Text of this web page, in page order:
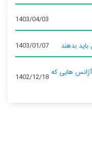
1403/04/03
بدهند 1403/01/07
آژانس‌ هایی که 1402/12/18